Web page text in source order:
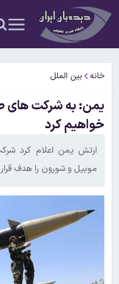
خانه بین الملل
یمن: به شرکت های
خواهیم کرد
ارتش یمن اعلام کرد
موبیل و شورون را هدف